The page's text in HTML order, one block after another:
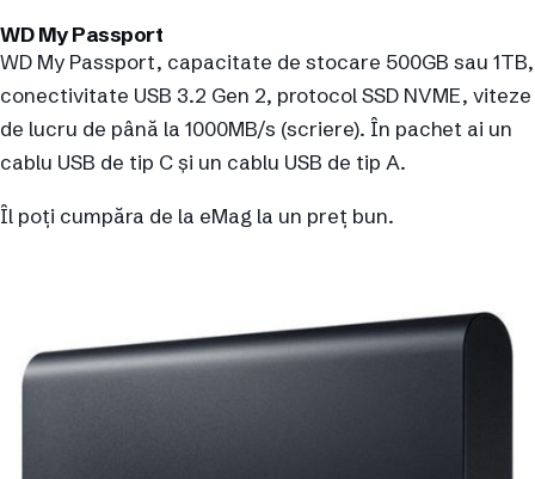
WD My Passport
WD My Passport, capacitate de stocare 500GB sau 1TB,
conectivitate USB 3.2 Gen 2, protocol SSD NVME, viteze
de lucru de până la 1000MB/s (scriere). În pachet ai un
cablu USB de tip C și un cablu USB de tip A.
Îl poți cumpăra de la eMag la un preț bun.